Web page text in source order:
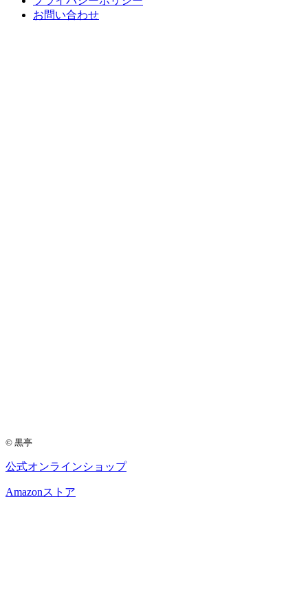
お問い合わせ
© 黒亭
公式オンラインショップ
Amazonストア